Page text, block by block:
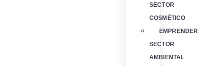
SECTOR
COSMÉTICO
EMPRENDER
SECTOR
AMBIENTAL